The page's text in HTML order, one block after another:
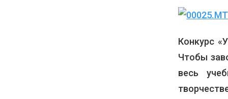
Конкурс
Чтобы
весь